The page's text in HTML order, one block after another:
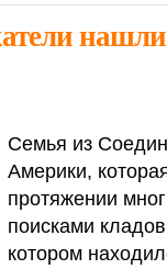
Семья из
Америки,
протяжении
поисками
котором